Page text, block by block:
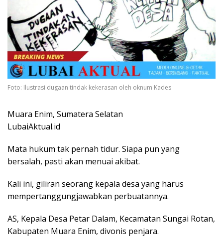
Foto: Ilustrasi dugaan tindak kekerasan oleh oknum Kades
Muara Enim, Sumatera Selatan
LubaiAktual.id
Mata hukum tak pernah tidur. Siapa pun yang
bersalah, pasti akan menuai akibat.
Kali ini, giliran seorang kepala desa yang harus
mempertanggungjawabkan perbuatannya.
AS, Kepala Desa Petar Dalam, Kecamatan Sungai Rotan,
Kabupaten Muara Enim, divonis penjara.